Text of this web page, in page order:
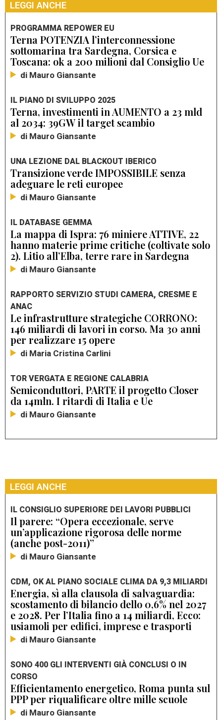
LEGGI ANCHE
PROGRAMMA REPOWER EU
Terna POTENZIA l’interconnessione
sottomarina tra Sardegna, Corsica e
Toscana: ok a 200 milioni dal Consiglio Ue
di Mauro Giansante
IL PIANO DI SVILUPPO 2025
Terna, investimenti in AUMENTO a 23 mld
al 2034: 39GW il target scambio
di Mauro Giansante
UNA LEZIONE DAL BLACKOUT IBERICO
Transizione verde IMPOSSIBILE senza
adeguare le reti europee
di Mauro Giansante
IL DATABASE GEMMA
La mappa di Ispra: 76 miniere ATTIVE, 22
hanno materie prime critiche (coltivate solo
2). Litio all’Elba, terre rare in Sardegna
di Mauro Giansante
RAPPORTO SERVIZIO STUDI CAMERA, CRESME E
ANAC
Le infrastrutture strategiche CORRONO:
146 miliardi di lavori in corso. Ma 30 anni
per realizzare 15 opere
di Maria Cristina Carlini
TOR VERGATA E REGIONE CALABRIA
Semiconduttori, PARTE il progetto Closer
da 14mln. I ritardi di Italia e Ue
di Mauro Giansante
LEGGI ANCHE
IL CONSIGLIO SUPERIORE DEI LAVORI PUBBLICI
Il parere: “Opera eccezionale, serve
un’applicazione rigorosa delle norme
(anche post-2011)”
di Mauro Giansante
CDM, OK AL PIANO SOCIALE CLIMA DA 9,3 MILIARDI
Energia, sì alla clausola di salvaguardia:
scostamento di bilancio dello 0,6% nel 2027
e 2028. Per l’Italia fino a 14 miliardi, Ecco:
usiamoli per edifici, imprese e trasporti
di Mauro Giansante
SONO 400 GLI INTERVENTI GIÀ CONCLUSI O IN
CORSO
Efficientamento energetico, Roma punta sul
PPP per riqualificare oltre mille scuole
di Mauro Giansante